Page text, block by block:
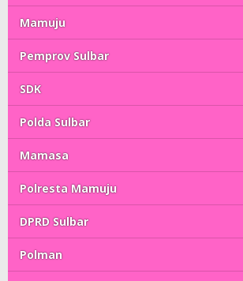
Mamuju
Pemprov Sulbar
SDK
Polda Sulbar
Mamasa
Polresta Mamuju
DPRD Sulbar
Polman